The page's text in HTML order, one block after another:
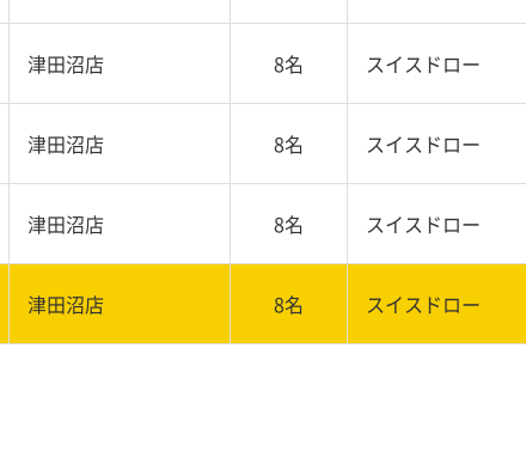
津田沼店 8名 スイスドロー
津田沼店 8名 スイスドロー
津田沼店 8名 スイスドロー
津田沼店 8名 スイスドロー